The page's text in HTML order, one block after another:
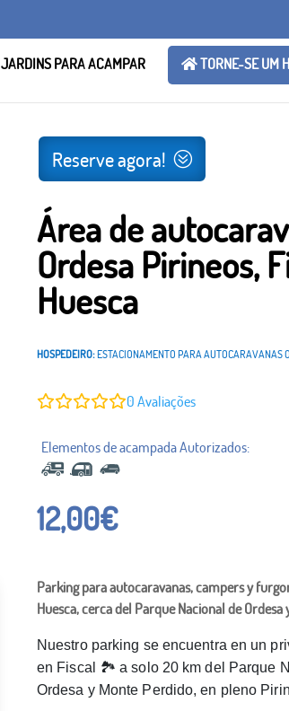
JARDINS PARA ACAMPAR
TORNE-SE UM
Reserve agora!
Área de
Ordesa Pirineos,
Huesca
HOSPEDEIRO:ESTACIONAMENTO PARA AUTOCARAVANAS
0 Avaliações
12,00€
Parking para autocaravanas, campers y
Huesca, cerca del Parque Nacional de
Nuestro parking se encuentra en un
en Fiscal 🏞️ a solo 20 km del Parque
Ordesa y Monte Perdido, en pleno